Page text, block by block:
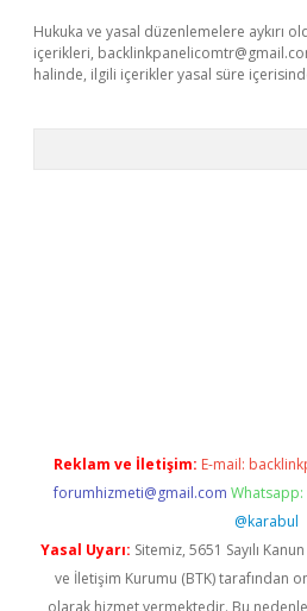
Hukuka ve yasal düzenlemelere aykırı
içerikleri,
halinde, ilgili içerikler yasal süre
Reklam ve İletişim: E-mail:
forumhizmeti@gmail.com Whatsapp:
@karabul
Yasal Uyarı: Sitemiz, 5651 Sayılı
ve İletişim Kurumu (BTK) tarafından
olarak hizmet vermektedir. Bu